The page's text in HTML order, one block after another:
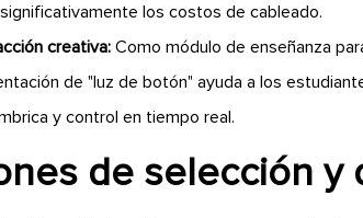
los costos de cableado.
creativa: Como módulo de enseñanza
de "luz de botón" ayuda a los
y control en tiempo real.
de selección y